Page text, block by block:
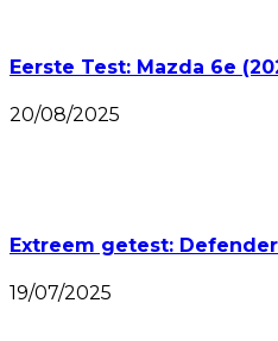
Eerste Test: Mazda 6e
20/08/2025
Extreem getest:
19/07/2025